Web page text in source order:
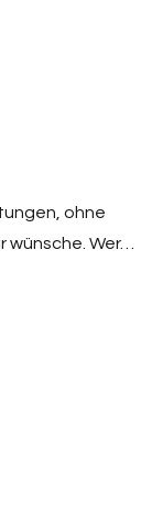
ohne
wünsche. Wer…